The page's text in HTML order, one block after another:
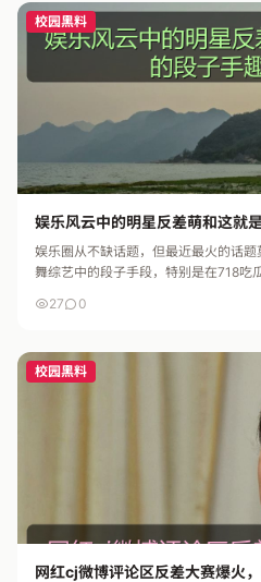
校园黑料
娱乐风云中的明星反差萌和这就
娱乐圈从不缺话题，但最近最火的话
舞综艺中的段子手段，特别是在718吃
27 0
校园黑料
网红cj微博评论区反差大赛爆火